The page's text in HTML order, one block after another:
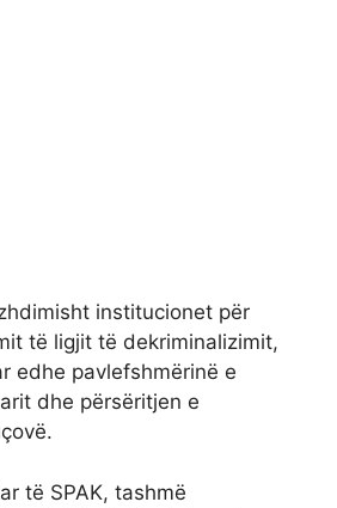
institucionet për
të ligjit të dekriminalizimit,
edhe pavlefshmërinë e
dhe përsëritjen e
të SPAK, tashmë